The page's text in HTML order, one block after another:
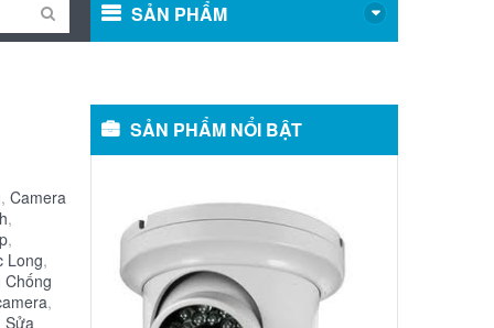
SẢN PHẨM
,Camera
,
,
Long,
,
Sửa
SẢN PHẨM NỔI BẬT